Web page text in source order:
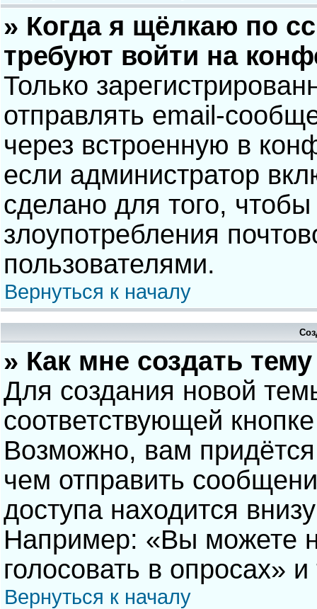
» Когда я щёлкаю по
требуют войти на
Только
отправлять email-
через встроенную в
если администратор
сделано для того, чтобы
злоупотребления
пользователями.
Вернуться к началу
» Как мне создать
Для создания новой
соответствующей
Возможно, вам
чем отправить
доступа находится
Например: «Вы можете
голосовать в опросах» и
Вернуться к началу